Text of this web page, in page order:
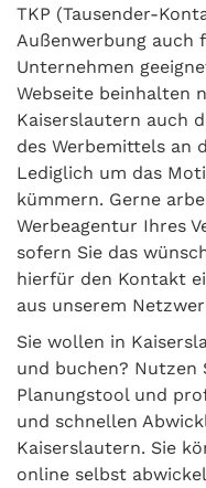
TKP (Tausender-
Außenwerbung
Unternehmen
Webseite beinhalten
Kaiserslautern auch
des Werbemittels an
Lediglich um das
kümmern. Gerne
Werbeagentur Ihres
sofern Sie das
hierfür den Kontakt
aus unserem
Sie wollen in
und buchen? Nutzen
Planungstool und
und schnellen
Kaiserslautern. Sie
online selbst